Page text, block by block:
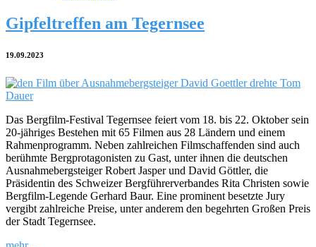
Gipfeltreffen am Tegernsee
19.09.2023
Das Bergfilm-Festival Tegernsee feiert vom 18. bis 22. Oktober sein
20-jähriges Bestehen mit 65 Filmen aus 28 Ländern und einem
Rahmenprogramm. Neben zahlreichen Filmschaffenden sind auch
berühmte Bergprotagonisten zu Gast, unter ihnen die deutschen
Ausnahmebergsteiger Robert Jasper und David Göttler, die
Präsidentin des Schweizer Bergführerverbandes Rita Christen sowie
Bergfilm-Legende Gerhard Baur. Eine prominent besetzte Jury
vergibt zahlreiche Preise, unter anderem den begehrten Großen Preis
der Stadt Tegernsee.